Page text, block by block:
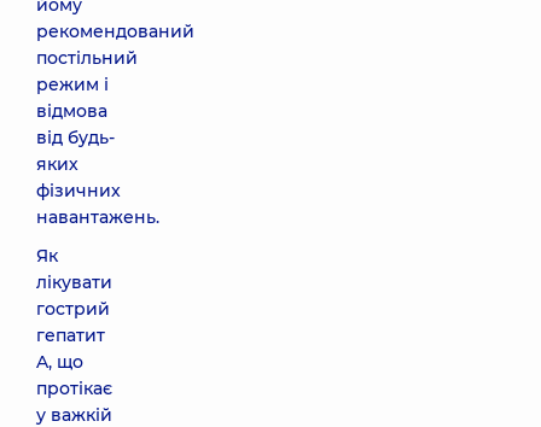
йому
рекомендований
постільний
режим і
відмова
від будь-
яких
фізичних
навантажень.
Як
лікувати
гострий
гепатит
A, що
протікає
у важкій